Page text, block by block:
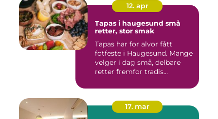
12. apr
Tapas i haugesund små
retter, stor smak
Tapas har for alvor fått
fotfeste i Haugesund. Mange
velger i dag små, delbare
retter fremfor tradis...
17. mar